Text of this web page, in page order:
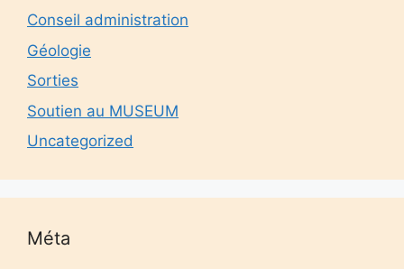
Conseil administration
Géologie
Sorties
Soutien au MUSEUM
Uncategorized
Méta